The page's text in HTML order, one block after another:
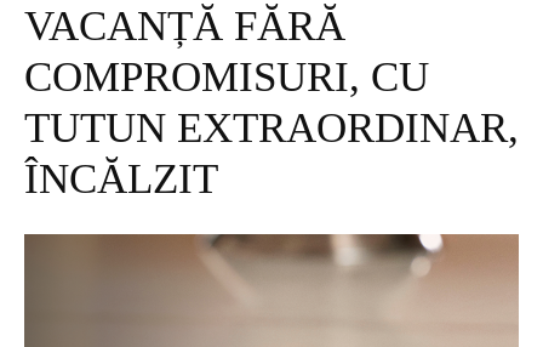
VACANȚĂ FĂRĂ
COMPROMISURI, CU
TUTUN EXTRAORDINAR,
ÎNCĂLZIT